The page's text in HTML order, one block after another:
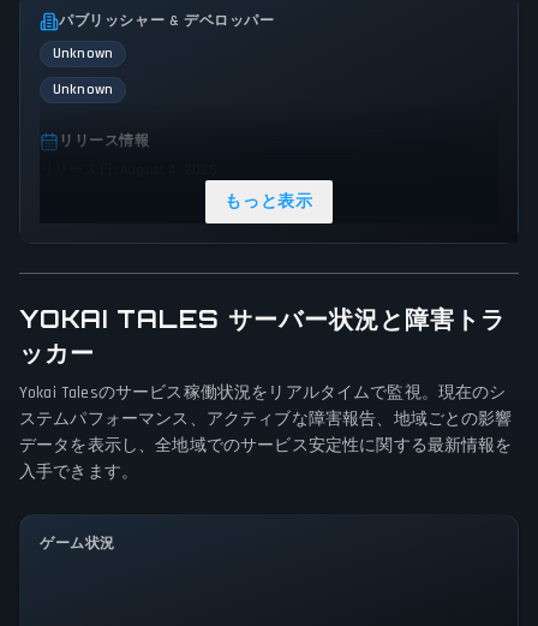
パブリッシャー & デベロッパー
Unknown
Unknown
リリース情報
ゲーム視点
視点は指定されていません
プラットフォーム
PC (Microsoft Windows)
ゲームモード
もっと表示
YOKAI TALES サーバー状況と障害トラ
ッカー
Yokai Talesのサービス稼働状況をリアルタイムで監視。現在のシ
ステムパフォーマンス、アクティブな障害報告、地域ごとの影響
データを表示し、全地域でのサービス安定性に関する最新情報を
入手できます。
ゲーム状況